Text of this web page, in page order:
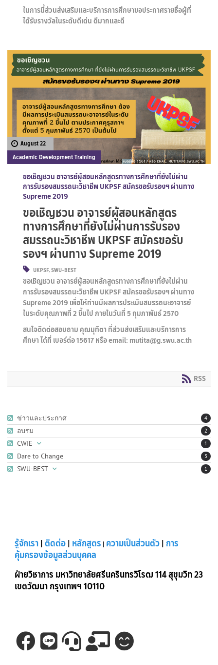
ในการนี้ส่วนส่งเสริมและบริการการศึกษาขอประกาศรายชื่อผู้ที่
ได้รับรางวัลในระดับดีเด่น ดีมากและดี
August 22
Academic Development Training
ขอเชิญชวน อาจารย์ผู้สอนหลักสูตรทางการศึกษาที่ยังไม่ผ่าน
การรับรองสมรรถนะวิชาชีพ UKPSF สมัครขอรับรองฯ ผ่านทาง
Supreme 2019
ขอเชิญชวน อาจารย์ผู้สอนหลักสูตร
ทางการศึกษาที่ยังไม่ผ่านการรับรอง
สมรรถนะวิชาชีพ UKPSF สมัครขอรับ
รองฯ ผ่านทาง Supreme 2019
UKPSF,SWU-BEST
ขอเชิญชวน อาจารย์ผู้สอนหลักสูตรทางการศึกษาที่ยังไม่ผ่าน
การรับรองสมรรถนะวิชาชีพ UKPSF สมัครขอรับรองฯ ผ่านทาง
Supreme 2019 เพื่อให้ท่านมีผลการประเมินสมรรถนะอาจารย์
ในระดับคุณภาพที่ 2 ขึ้นไป ภายในวันที่ 5 กุมภาพันธ์ 2570
สนใจติดต่อสอบถาม คุณมุทิตา ที่ส่วนส่งเสริมและบริการการ
ศึกษา ได้ที่ เบอร์ต่อ 15617 หรือ email: mutita@g.swu.ac.th
RSS
4
ข่าวและประกาศ
2
อบรม
1
CWIE
3
Dare to Change
1
SWU-BEST
รู้จักเรา|ติดต่อ| หลักสูตร | ความเป็นส่วนตัว|การ
คุ้มครองข้อมูลส่วนบุคคล
ฝ่ายวิชาการ มหาวิทยาลัยศรีนครินทรวิโรฒ 114 สุขุมวิท 23
เขตวัฒนา กรุงเทพฯ 10110